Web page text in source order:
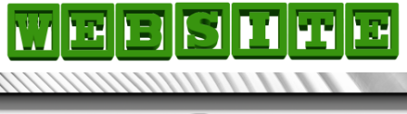
HOME
COMO ANUNCIAR